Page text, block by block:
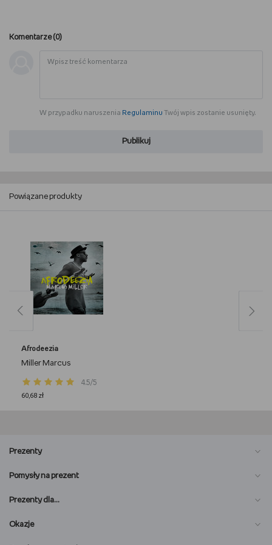
Komentarze (0)
W przypadku naruszenia Regulaminu Twój wpis zostanie usunięty.
Publikuj
Powiązane produkty
Afrodeezia
Miller Marcus
4.5/5
60,68 zł
Prezenty
Pomysły na prezent
Prezenty dla…
Okazje